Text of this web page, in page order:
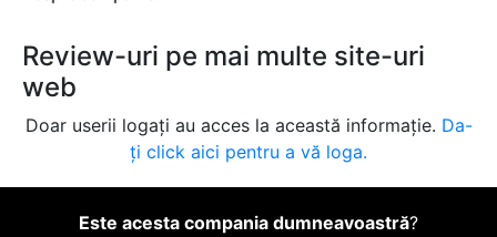
Review-uri pe mai multe site-uri
web
Doar userii logați au acces la această informație. Da-
ți click aici pentru a vă loga.
Este acesta compania dumneavoastră?